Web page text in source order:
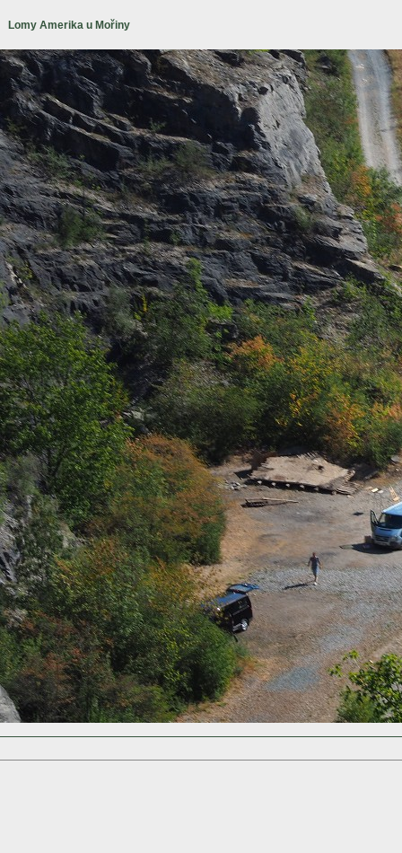
Lomy Amerika u Mořiny